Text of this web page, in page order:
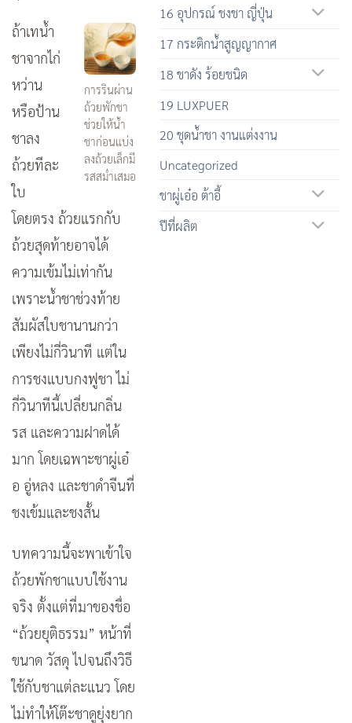
การรินผ่าน
ถ้วยพักชา
ช่วยให้น้ำ
ชาก่อนแบ่ง
ลงถ้วยเล็กมี
รสสม่ำเสมอ
ถ้าเทน้ำ
ชาจากไก่
หว่าน
หรือป้าน
ชาลง
ถ้วยทีละ
ใบ
โดยตรง ถ้วยแรกกับ
ถ้วยสุดท้ายอาจได้
ความเข้มไม่เท่ากัน
เพราะน้ำชาช่วงท้าย
สัมผัสใบชานานกว่า
เพียงไม่กี่วินาที แต่ใน
การชงแบบกงฟูชา ไม่
กี่วินาทีนี้เปลี่ยนกลิ่น
รส และความฝาดได้
มาก โดยเฉพาะชาผู่เอ๋
อ อู่หลง และชาดำจีนที่
ชงเข้มและชงสั้น
บทความนี้จะพาเข้าใจ
ถ้วยพักชาแบบใช้งาน
จริง ตั้งแต่ที่มาของชื่อ
“ถ้วยยุติธรรม” หน้าที่
ขนาด วัสดุ ไปจนถึงวิธี
ใช้กับชาแต่ละแนว โดย
ไม่ทำให้โต๊ะชาดูยุ่งยาก
16 อุปกรณ์ ชงชา ญี่ปุ่น
17 กระติกน้ำสูญญากาศ
18 ชาดัง ร้อยชนิด
19 LUXPUER
20 ชุดน้ำชา งานแต่งงาน
Uncategorized
ชาผู่เอ๋อ ต้าอี้
ปีที่ผลิต